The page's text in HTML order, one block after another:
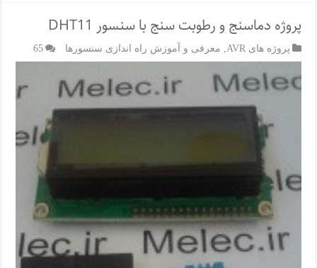
پروژه دماسنج و رطوبت سنج با سنسور DHT11
پروژه های AVR معرفی و آموزش راه اندازی سنسورها 65